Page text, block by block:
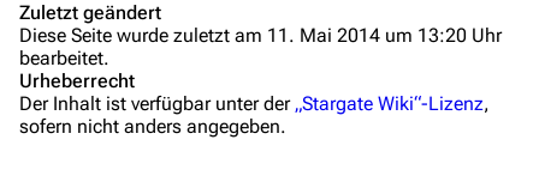
Administrations-Übersicht
Vandalismus melden
Zuletzt geändert
Diese Seite wurde zuletzt am 11. Mai 2014 um 13:20 Uhr
bearbeitet.
Urheberrecht
Der Inhalt ist verfügbar unter der „Stargate Wiki“-Lizenz,
sofern nicht anders angegeben.